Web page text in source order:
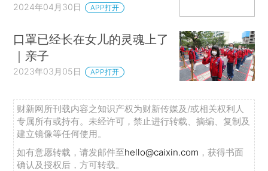
2024年04月30日 APP打开
口罩已经长在女儿的灵魂上了
｜亲子
2023年03月05日 APP打开
财新网所刊载内容之知识产权为财新传媒及/或相关权利人
专属所有或持有。未经许可，禁止进行转载、摘编、复制及
建立镜像等任何使用。
如有意愿转载，请发邮件至hello@caixin.com ，获得书面
确认及授权后，方可转载。